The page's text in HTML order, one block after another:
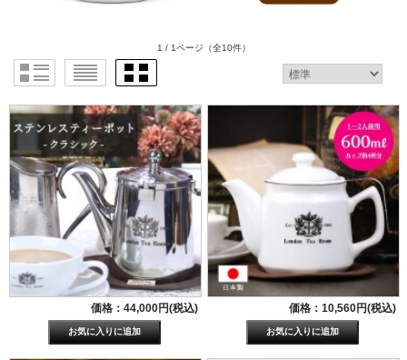
1 / 1ページ （全10件）
価格：44,000円(税込) 価格：10,560円(税込)